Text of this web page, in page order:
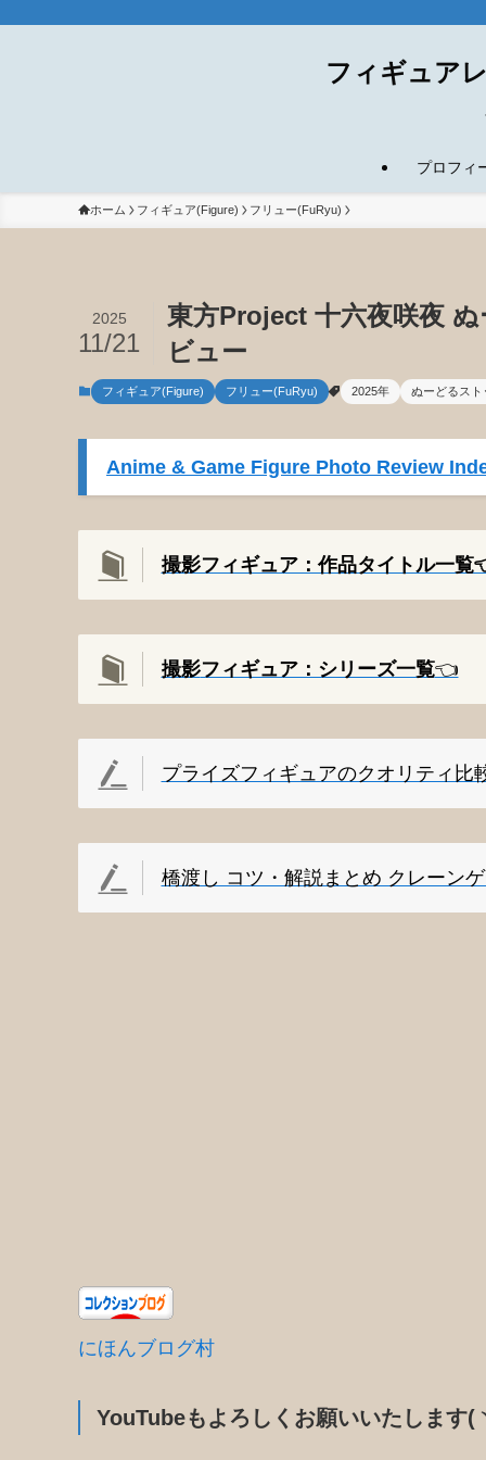
フィギュア
プロフィ
ホーム フィギュア(Figure) フリュー(FuRyu)
東方Project 十六夜咲夜
ビュー
2025
11/21
フィギュア(Figure) フリュー(FuRyu) 2025年 ぬーどるスト
Anime & Game Figure Photo Review
撮影フィギュア：作品タイトル一覧
撮影フィギュア：シリーズ一覧👈️
プライズフィギュアのクオリティ比
橋渡し コツ・解説まとめ クレーン
にほんブログ村
YouTubeもよろしくお願いいたします(